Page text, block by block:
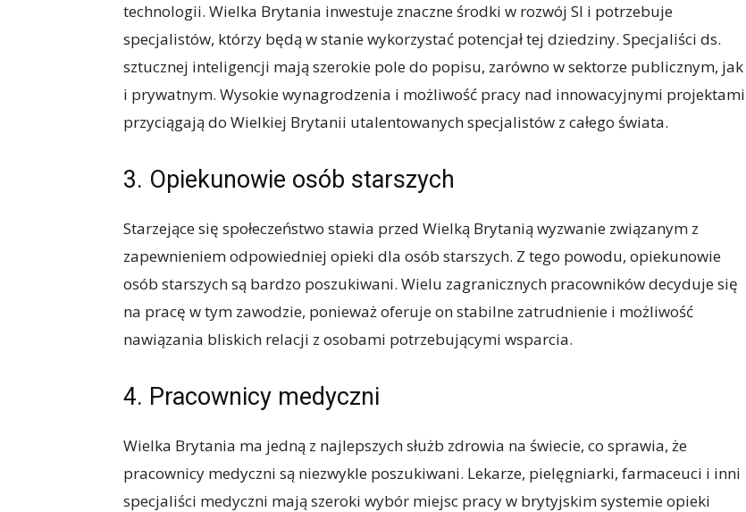
technologii. Wielka Brytania inwestuje znaczne środki w rozwój SI i potrzebuje
specjalistów, którzy będą w stanie wykorzystać potencjał tej dziedziny. Specjaliści ds.
sztucznej inteligencji mają szerokie pole do popisu, zarówno w sektorze publicznym, jak
i prywatnym. Wysokie wynagrodzenia i możliwość pracy nad innowacyjnymi projektami
przyciągają do Wielkiej Brytanii utalentowanych specjalistów z całego świata.
3. Opiekunowie osób starszych
Starzejące się społeczeństwo stawia przed Wielką Brytanią wyzwanie związanym z
zapewnieniem odpowiedniej opieki dla osób starszych. Z tego powodu, opiekunowie
osób starszych są bardzo poszukiwani. Wielu zagranicznych pracowników decyduje się
na pracę w tym zawodzie, ponieważ oferuje on stabilne zatrudnienie i możliwość
nawiązania bliskich relacji z osobami potrzebującymi wsparcia.
4. Pracownicy medyczni
Wielka Brytania ma jedną z najlepszych służb zdrowia na świecie, co sprawia, że ​​
pracownicy medyczni są niezwykle poszukiwani. Lekarze, pielęgniarki, farmaceuci i inni
specjaliści medyczni mają szeroki wybór miejsc pracy w brytyjskim systemie opieki